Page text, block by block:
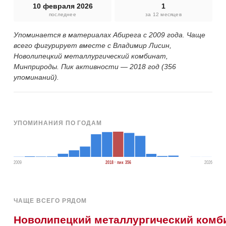
10 февраля 2026
последнее
1
за 12 месяцев
Упоминается в материалах Абирега с 2009 года. Чаще
всего фигурирует вместе с Владимир Лисин,
Новолипецкий металлургический комбинат,
Минприроды. Пик активности — 2018 год (356
упоминаний).
УПОМИНАНИЯ ПО ГОДАМ
2009 2018 · пик 356 2026
ЧАЩЕ ВСЕГО РЯДОМ
Новолипецкий металлургический